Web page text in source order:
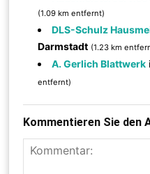
(1.09 km entfernt)
DLS-Schulz
Darmstadt (1.23 km
A. Gerlich Blattwerk
entfernt)
Kommentieren Sie den